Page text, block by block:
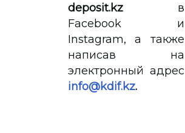
deposit.kz в
Facebook и
Instagram, а также
написав на
электронный адрес
info@kdif.kz.